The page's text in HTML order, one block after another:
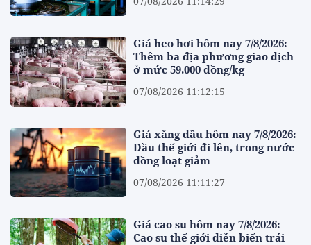
Giá heo hơi hôm nay 7/8/2026:
Thêm ba địa phương giao dịch
ở mức 59.000 đồng/kg
07/08/2026 11:12:15
Giá xăng dầu hôm nay 7/8/2026:
Dầu thế giới đi lên, trong nước
đồng loạt giảm
07/08/2026 11:11:27
Giá cao su hôm nay 7/8/2026:
Cao su thế giới diễn biến trái